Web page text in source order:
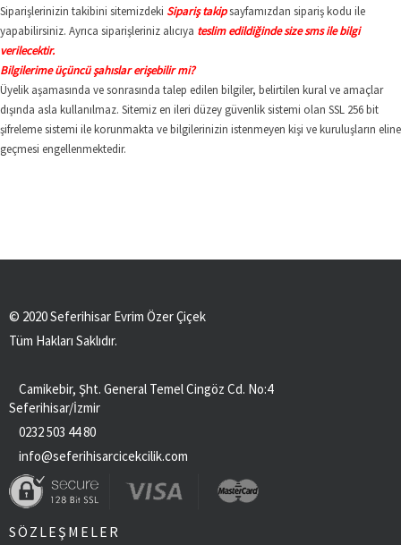
Siparişlerinizin takibini sitemizdeki Sipariş takipsayfamızdan sipariş kodu ile
yapabilirsiniz. Ayrıca siparişleriniz alıcıya teslim edildiğinde size sms ile bilgi
verilecektir.
Bilgilerime üçüncü şahıslar erişebilir mi?
Üyelik aşamasında ve sonrasında talep edilen bilgiler, belirtilen kural ve amaçlar
dışında asla kullanılmaz. Sitemiz en ileri düzey güvenlik sistemi olan SSL 256 bit
şifreleme sistemi ile korunmakta ve bilgilerinizin istenmeyen kişi ve kuruluşların eline
geçmesi engellenmektedir.
© 2020 Seferihisar Evrim Özer Çiçek
Tüm Hakları Saklıdır.
Camikebir, Şht. General Temel Cingöz Cd. No:4
Seferihisar/İzmir
0232 503 44 80
info@seferihisarcicekcilik.com
SÖZLEŞMELER